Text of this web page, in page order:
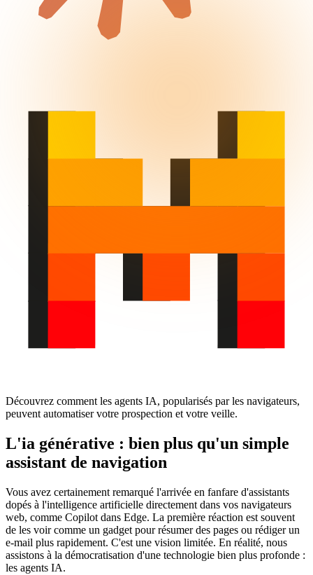
Me contacter
Découvrez comment les agents IA, popularisés par les navigateurs,
peuvent automatiser votre prospection et votre veille.
L'ia générative : bien plus qu'un simple
assistant de navigation
Vous avez certainement remarqué l'arrivée en fanfare d'assistants
dopés à l'intelligence artificielle directement dans vos navigateurs
web, comme Copilot dans Edge. La première réaction est souvent
de les voir comme un gadget pour résumer des pages ou rédiger un
e-mail plus rapidement. C'est une vision limitée. En réalité, nous
assistons à la démocratisation d'une technologie bien plus profonde :
les agents IA.